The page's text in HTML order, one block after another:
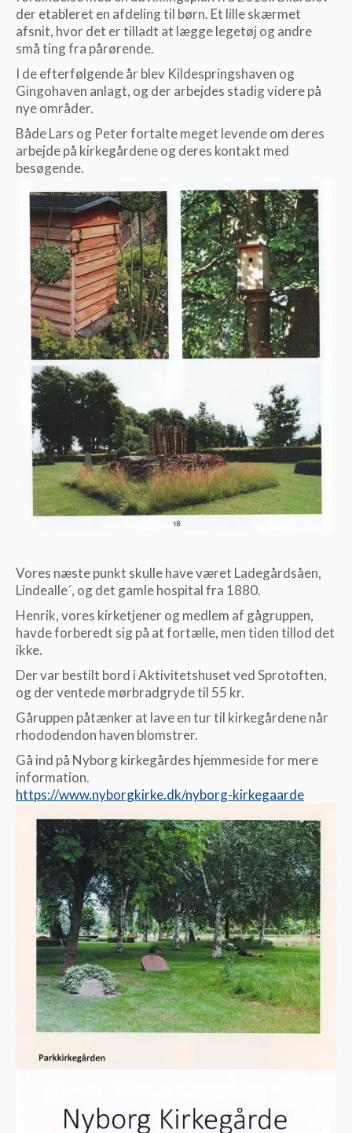
der etableret en afdeling til børn. Et lille skærmet
afsnit, hvor det er tilladt at lægge legetøj og andre
små ting fra pårørende.
I de efterfølgende år blev Kildespringshaven og
Gingohaven anlagt, og der arbejdes stadig videre på
nye områder.
Både Lars og Peter fortalte meget levende om deres
arbejde på kirkegårdene og deres kontakt med
besøgende.
Vores næste punkt skulle have været Ladegårdsåen,
Lindealle´, og det gamle hospital fra 1880.
Henrik, vores kirketjener og medlem af gågruppen,
havde forberedt sig på at fortælle, men tiden tillod det
ikke.
Der var bestilt bord i Aktivitetshuset ved Sprotoften,
og der ventede mørbradgryde til 55 kr.
Gåruppen påtænker at lave en tur til kirkegårdene når
rhododendon haven blomstrer.
Gå ind på Nyborg kirkegårdes hjemmeside for mere
information.
https://www.nyborgkirke.dk/nyborg-kirkegaarde